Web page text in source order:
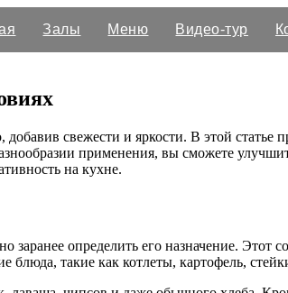
Залы Меню Видео-тур
свежести и яркости. В этой статье
применения, вы сможете
на кухне.
определить его назначение. Этот
такие как котлеты, картофель,